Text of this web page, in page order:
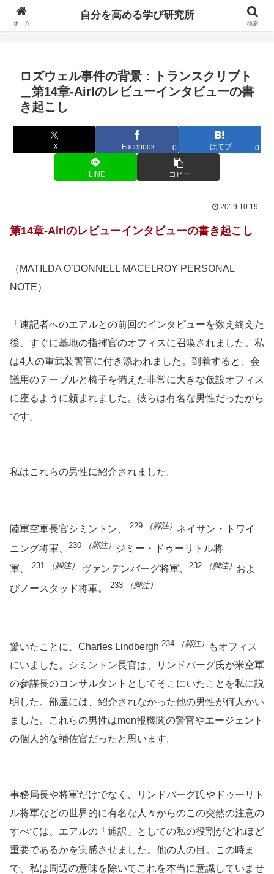
自分の価値を高めるための学びについて研究し、セミナーや情報（ブログ、動
ロズウェル事件の背景：トランスクリプト
＿第14章-Airlのレビューインタビューの書
き起こし
X Facebook 0 はてブ 0
LINE コピー
2019.10.19
第14章-Airlのレビューインタビューの書き起こし
（MATILDA O’DONNELL MACELROY PERSONAL
NOTE）
「速記者へのエアルとの前回のインタビューを数え終えた
後、すぐに基地の指揮官のオフィスに召喚されました。私
は4人の重武装警官に付き添われました。到着すると、会
議用のテーブルと椅子を備えた非常に大きな仮設オフィス
に座るように頼まれました。彼らは有名な男性だったから
です。
私はこれらの男性に紹介されました。
陸軍空軍長官シミントン、 229 （脚注） ネイサン・トワイ
ニング将軍、 230 （脚注） ジミー・ドゥーリトル将
軍、
231 （脚注） ヴァンデンバーグ将軍、 232 （脚注） およ
びノー​​スタッド将軍。
233 （脚注）
驚いたことに、Charles Lindbergh 234 （脚注）
もオフィス
にいました。シミントン長官は、リンドバーグ氏が米空軍
の参謀長のコンサルタントとしてそこにいたことを私に説
明した。部屋には、紹介されなかった他の男性が何人かい
ました。これらの男性はmen報機関の警官やエージェント
の個人的な補佐官だったと思います。
事務局長や将軍だけでなく、リンドバーグ氏やドゥーリト
ル将軍などの世界的に有名な人々からのこの突然の注意の
すべては、エアルの「通訳」としての私の役割がどれほど
重要であるかを実感させました。他の人の目。この時ま
で、私は周辺の意味を除いてこれを本当に意識していませ
ホーム
自分を高める学び研究所
検索